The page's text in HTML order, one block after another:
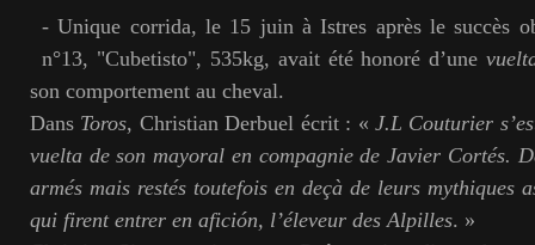
- Unique corrida, le 15 juin à Istres après le succès
n°13, "Cubetisto", 535kg, avait été honoré d’une
son comportement au cheval.
Dans Toros, Christian Derbuel écrit : « J.L Couturier
vuelta de son mayoral en compagnie de Javier Cortés.
armés mais restés toutefois en deçà de leurs mythiques
qui firent entrer en afición, l’éleveur des Alpilles. »